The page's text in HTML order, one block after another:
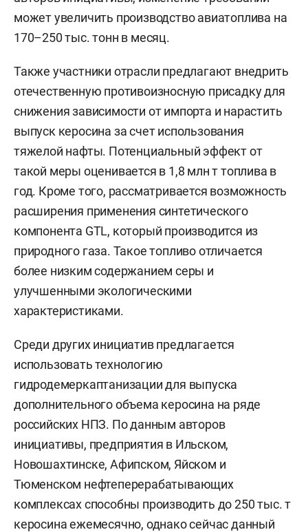
может увеличить производство авиатоплива на
170–250 тыс. тонн в месяц.
Также участники отрасли предлагают внедрить
отечественную противоизносную присадку для
снижения зависимости от импорта и нарастить
выпуск керосина за счет использования
тяжелой нафты. Потенциальный эффект от
такой меры оценивается в 1,8 млн т топлива в
год. Кроме того, рассматривается возможность
расширения применения синтетического
компонента GTL, который производится из
природного газа. Такое топливо отличается
более низким содержанием серы и
улучшенными экологическими
характеристиками.
Среди других инициатив предлагается
использовать технологию
гидродемеркаптанизации для выпуска
дополнительного объема керосина на ряде
российских НПЗ. По данным авторов
инициативы, предприятия в Ильском,
Новошахтинске, Афипском, Яйском и
Тюменском нефтеперерабатывающих
комплексах способны производить до 250 тыс. т
керосина ежемесячно, однако сейчас данный